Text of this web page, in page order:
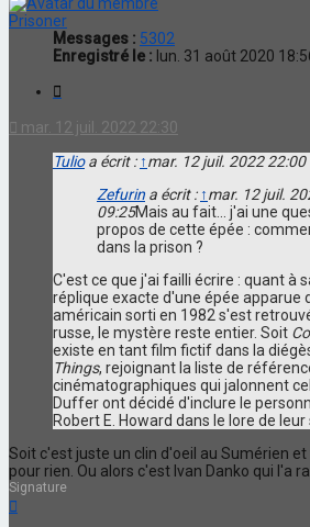
Prisoner
Messages : 5302
Enregistré le : lun. 31 août 2020
mar. 12 juil. 2022 22:30
Tulioa écrit : ↑mar. 12 juil. 2022 22:00
Zefurin a écrit : ↑mar. 12 juil.
09:25Mais au fait... j'ai une
propos de cette épée :
dans la prison ?
C'est ce que j'ai failli écrire : quant à
réplique exacte d'une épée apparue
américain sorti en 1982 s'est
russe, le mystère reste entier. Soit
existe en tant film fictif dans la
Things, rejoignant la liste de
cinématographiques qui jalonnent
Duffer ont décidé d'inclure le
Robert E. Howard dans le lore de leur
Soit c'est juste un clin d'oeil au Sumérien
pour rien. Ou alors c'est Ivan Danko qui l'a
Signature